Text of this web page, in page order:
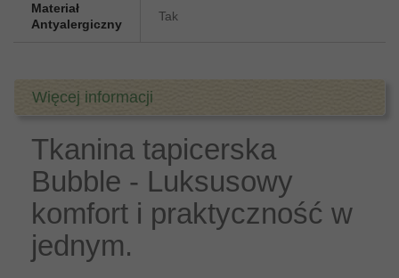
Materiał
Antyalergiczny
Tak
Więcej informacji
Tkanina tapicerska
Bubble - Luksusowy
komfort i praktyczność w
jednym.